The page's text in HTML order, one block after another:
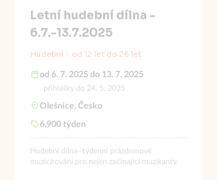
Letní hudební dílna -
6.7.-13.7.2025
Hudební od 12 let do 26 let
od 6. 7. 2025 do 13. 7. 2025
přihlášky do 24. 5. 2025
Olešnice, Česko
6.900 týden
Hudební dílna- týdenní prázdninové
muzicírování pro nejen začínající muzikanty.